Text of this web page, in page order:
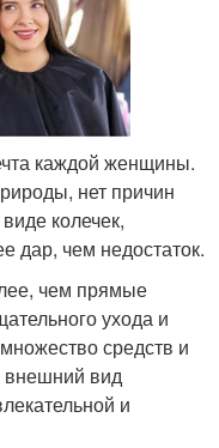
каждой женщины.
нет причин
колечек,
дар, чем недостаток.
чем прямые
ухода и
средств и
внешний вид
и